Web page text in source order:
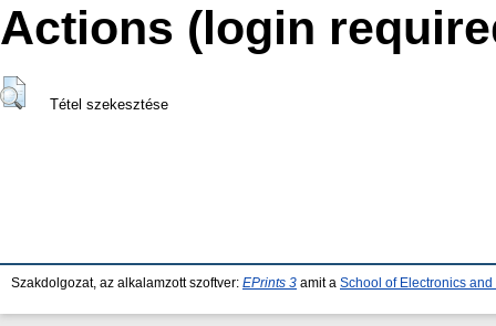
Actions (login
Tétel szekesztése
Szakdolgozat, az alkalamzott szoftver: EPrints 3 amit a School of Electronics